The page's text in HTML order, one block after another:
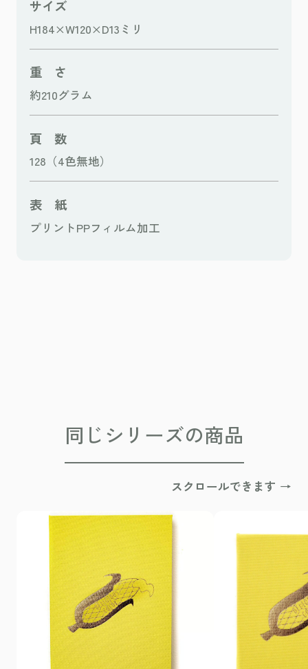
サイズ
H184×W120×D13ミリ
重 さ
約210グラム
頁 数
128（4色無地）
表 紙
プリントPPフィルム加工
同じシリーズの商品
スクロールできます →